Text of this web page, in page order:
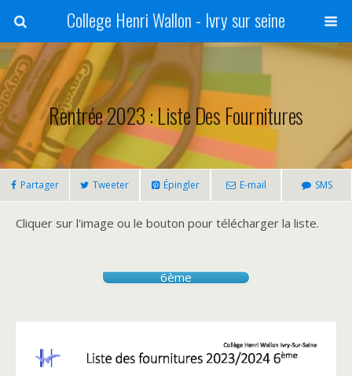
College Henri Wallon - Ivry sur seine
Rentrée 2023 : Liste Des Fournitures
Partager Tweeter Épingler E-mail SMS
Cliquer sur l'image ou le bouton pour télécharger la liste.
6ème